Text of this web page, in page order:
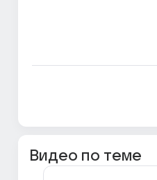
Видео по теме